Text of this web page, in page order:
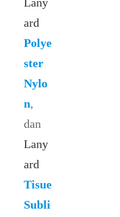
ard
Polye
ster
Nylo
n,
dan
Lany
ard
Tisue
Subli